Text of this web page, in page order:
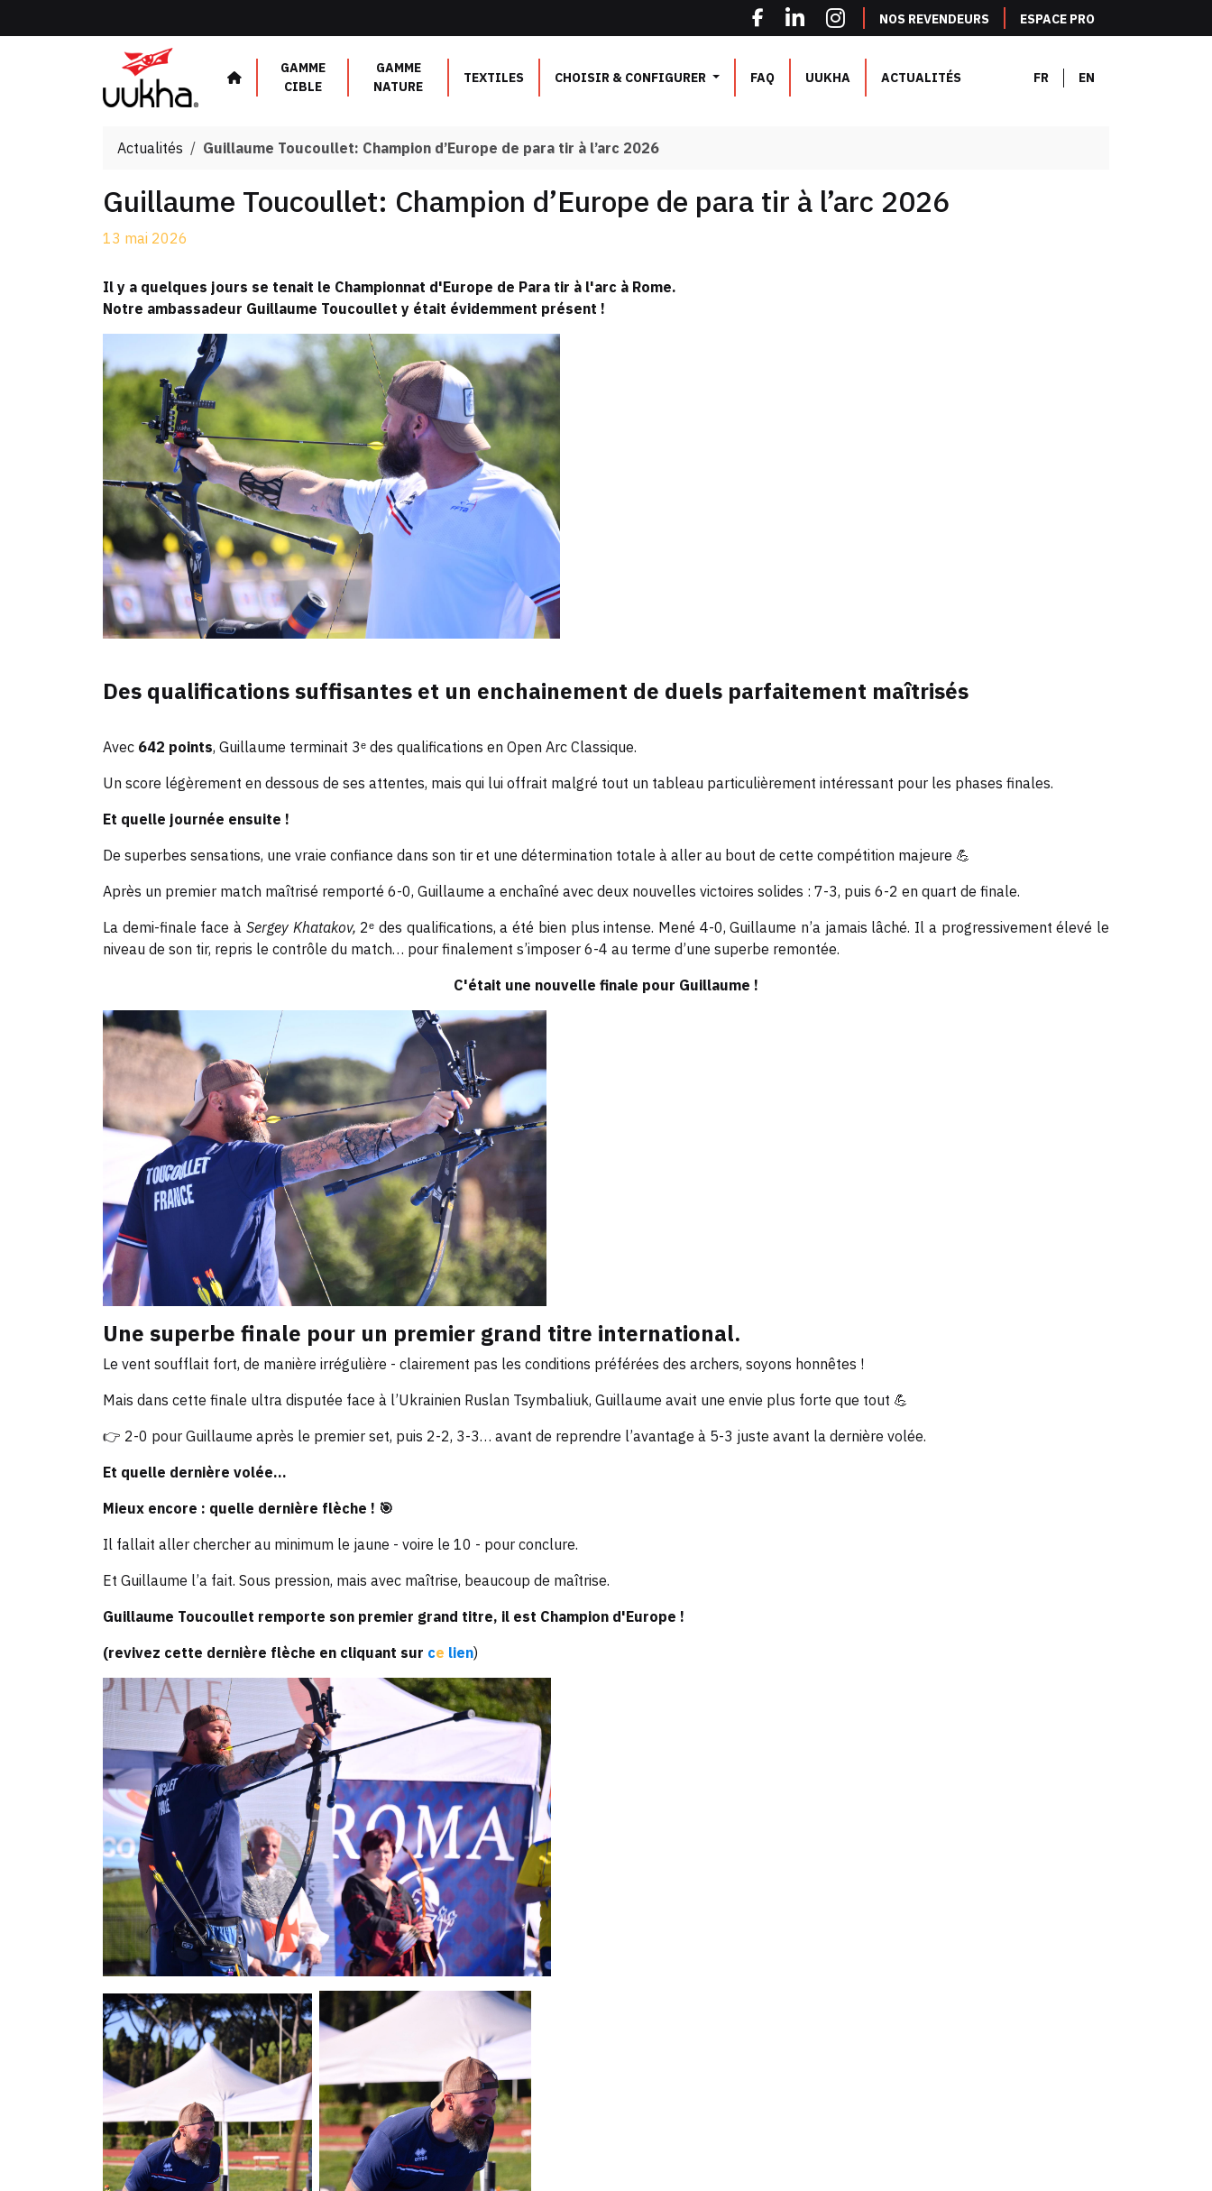
NOS REVENDEURS ESPACE PRO
GAMME
CIBLE
GAMME
NATURE
TEXTILES CHOISIR & CONFIGURER FAQ UUKHA ACTUALITÉS FR EN
Actualités Guillaume Toucoullet: Champion d’Europe de para tir à l’arc 2026
Guillaume Toucoullet: Champion d’Europe de para tir à l’arc 2026
13 mai 2026
Il y a quelques jours se tenait le Championnat d'Europe de Para tir à l'arc à Rome.
Notre ambassadeur Guillaume Toucoullet y était évidemment présent !
Des qualifications suffisantes et un enchainement de duels parfaitement maîtrisés
Avec 642 points, Guillaume terminait 3ᵉ des qualifications en Open Arc Classique.
Un score légèrement en dessous de ses attentes, mais qui lui offrait malgré tout un tableau particulièrement intéressant pour les phases finales.
Et quelle journée ensuite !
De superbes sensations, une vraie confiance dans son tir et une détermination totale à aller au bout de cette compétition majeure 💪
Après un premier match maîtrisé remporté 6-0, Guillaume a enchaîné avec deux nouvelles victoires solides : 7-3, puis 6-2 en quart de finale.
La demi-finale face à Sergey Khatakov, 2ᵉ des qualifications, a été bien plus intense. Mené 4-0, Guillaume n’a jamais lâché. Il a progressivement élevé le
niveau de son tir, repris le contrôle du match… pour finalement s’imposer 6-4 au terme d’une superbe remontée.
C'était une nouvelle finale pour Guillaume !
Une superbe finale pour un premier grand titre international.
Le vent soufflait fort, de manière irrégulière - clairement pas les conditions préférées des archers, soyons honnêtes !
Mais dans cette finale ultra disputée face à l’Ukrainien Ruslan Tsymbaliuk, Guillaume avait une envie plus forte que tout 💪
👉 2-0 pour Guillaume après le premier set, puis 2-2, 3-3… avant de reprendre l’avantage à 5-3 juste avant la dernière volée.
Et quelle dernière volée…
Mieux encore : quelle dernière flèche ! 🎯
Il fallait aller chercher au minimum le jaune - voire le 10 - pour conclure.
Et Guillaume l’a fait. Sous pression, mais avec maîtrise, beaucoup de maîtrise.
Guillaume Toucoullet remporte son premier grand titre, il est Champion d'Europe !
(revivez cette dernière flèche en cliquant sur ce lien)